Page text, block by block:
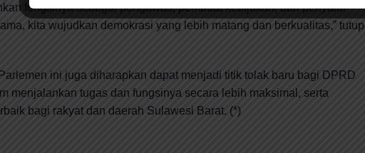
fungsinya sebagai pengawas, pembuat kebijakan, dan penyalur
kita wujudkan demokrasi yang lebih matang dan berkualitas,” tutup
ini juga diharapkan dapat menjadi titik tolak baru bagi DPRD
menjalankan tugas dan fungsinya secara lebih maksimal, serta
bagi rakyat dan daerah Sulawesi Barat. (*)